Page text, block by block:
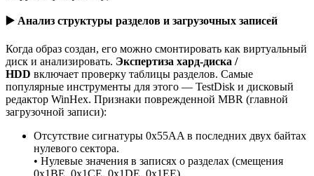
▶️ Анализ структуры разделов и загрузочных записей
Когда образ создан, его можно смонтировать как виртуальный
диск и анализировать. Экспертиза хард-диска /
HDD включает проверку таблицы разделов. Самые
популярные инструменты для этого — TestDisk и дисковый
редактор WinHex. Признаки поврежденной MBR (главной
загрузочной записи):
Отсутствие сигнатуры 0x55AA в последних двух байтах
нулевого сектора.
• Нулевые значения в записях о разделах (смещения
0x1BE, 0x1CE, 0x1DE, 0x1EE).